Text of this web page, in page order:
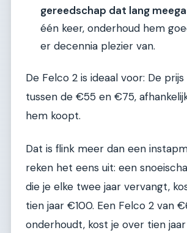
gereedschap dat lang
één keer, onderhoud hem
er decennia plezier van.
De Felco 2 is ideaal voor: De
tussen de €55 en €75,
hem koopt.
Dat is flink meer dan een
reken het eens uit: een
die je elke twee jaar vervangt,
tien jaar €100. Een Felco 2 van
onderhoudt, kost je over tien